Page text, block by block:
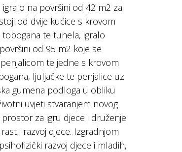
na površini od 42 m2 za
od dvije kućice s krovom
te tunela, igralo
od 95 m2 koje se
te jedne s krovom
ljuljačke te penjalice uz
gumena podloga u obliku
uvjeti stvaranjem novog
prostor za igru djece i druženje
i razvoj djece. Izgradnjom
razvoj djece i mladih,